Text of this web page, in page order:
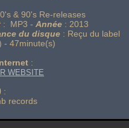
& 90's Re-releases
: MP3 - Année : 2013
du disque : Reçu du label
- 47minute(s)
:
WEBSITE
:
records